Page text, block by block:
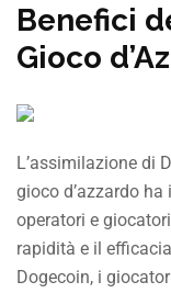
Benefici
Gioco
L’assimilazione di
gioco d’azzardo
operatori e
rapidità e il
Dogecoin, i